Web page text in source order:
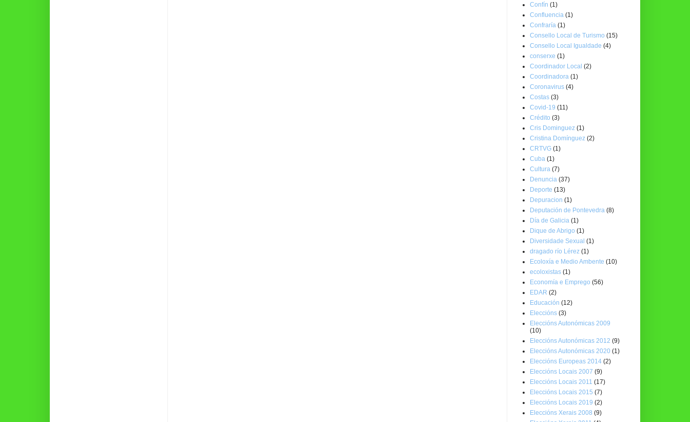
Confín (1)
Confluencia (1)
Confraría (1)
Consello Local de Turismo (15)
Consello Local Igualdade (4)
conserxe (1)
Coordinador Local (2)
Coordinadora (1)
Coronavirus (4)
Costas (3)
Covid-19 (11)
Crédito (3)
Cris Dominguez (1)
Cristina Domínguez (2)
CRTVG (1)
Cuba (1)
Cultura (7)
Denuncia (37)
Deporte (13)
Depuracion (1)
Deputación de Pontevedra (8)
Día de Galicia (1)
Dique de Abrigo (1)
Diversidade Sexual (1)
dragado río Lérez (1)
Ecoloxía e Medio Ambente (10)
ecoloxistas (1)
Economía e Emprego (56)
EDAR (2)
Educación (12)
Eleccións (3)
Eleccións Autonómicas 2009
(10)
Eleccións Autonómicas 2012 (9)
Eleccións Autonómicas 2020 (1)
Eleccións Europeas 2014 (2)
Eleccións Locais 2007 (9)
Eleccións Locais 2011 (17)
Eleccións Locais 2015 (7)
Eleccións Locais 2019 (2)
Eleccións Xerais 2008 (9)